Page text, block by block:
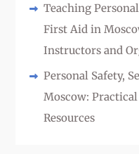
Teaching
First Aid in
Instructors and
Personal Safety,
Moscow:
Resources